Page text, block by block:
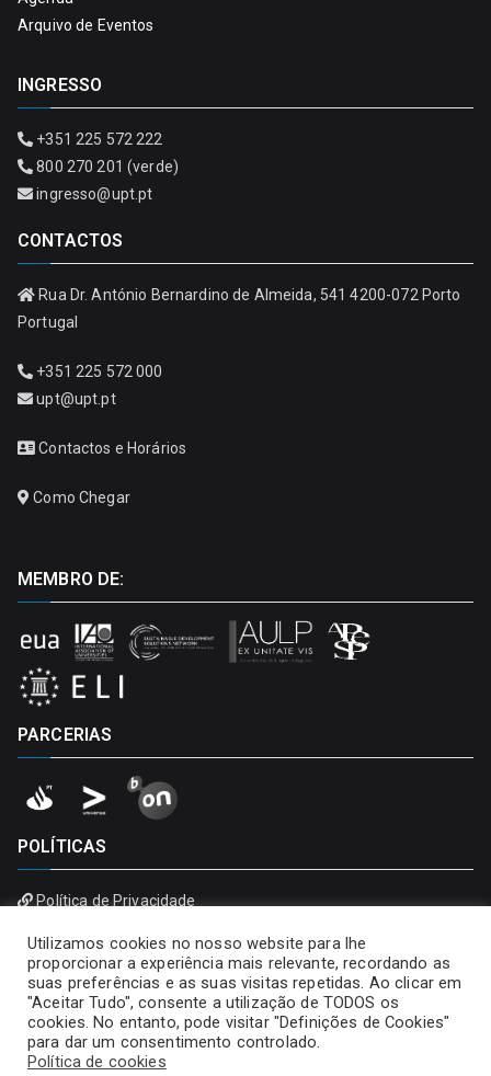
Arquivo de Eventos
INGRESSO
+351 225 572 222
800 270 201 (verde)
ingresso@upt.pt
CONTACTOS
Rua Dr. António Bernardino de Almeida, 541 4200-072 Porto
Portugal
+351 225 572 000
upt@upt.pt
Contactos e Horários
Como Chegar
MEMBRO DE:
PARCERIAS
POLÍTICAS
Política de Privacidade
Utilizamos cookies no nosso website para lhe
proporcionar a experiência mais relevante, recordando as
suas preferências e as suas visitas repetidas. Ao clicar em
"Aceitar Tudo", consente a utilização de TODOS os
cookies. No entanto, pode visitar "Definições de Cookies"
para dar um consentimento controlado.
Política de cookies